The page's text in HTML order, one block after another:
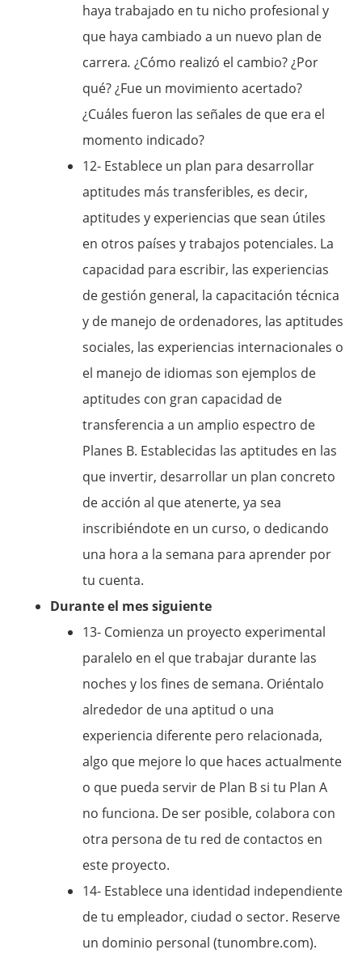
haya trabajado en tu nicho profesional y
que haya cambiado a un nuevo plan de
carrera.¿Cómo realizó el cambio? ¿Por
qué? ¿Fue un movimiento acertado?
¿Cuáles fueron las señales de que era el
momento indicado?
12- Establece un plan para desarrollar
aptitudes más transferibles, es decir,
aptitudes y experiencias que sean útiles
en otros países y trabajos potenciales. La
capacidad para escribir, las experiencias
de gestión general, la capacitación técnica
y de manejo de ordenadores, las aptitudes
sociales, las experiencias internacionales o
el manejo de idiomas son ejemplos de
aptitudes con gran capacidad de
transferencia a un amplio espectro de
Planes B. Establecidas las aptitudes en las
que invertir, desarrollar un plan concreto
de acción al que atenerte, ya sea
inscribiéndote en un curso, o dedicando
una hora a la semana para aprender por
tu cuenta.
Durante el mes siguiente
13- Comienza un proyecto experimental
paralelo en el que trabajar durante las
noches y los fines de semana. Oriéntalo
alrededor de una aptitud o una
experiencia diferente pero relacionada,
algo que mejore lo que haces actualmente
o que pueda servir de Plan B si tu Plan A
no funciona. De ser posible, colabora con
otra persona de tu red de contactos en
este proyecto.
14- Establece una identidad independiente
de tu empleador, ciudad o sector. Reserve
un dominio personal (tunombre.com).